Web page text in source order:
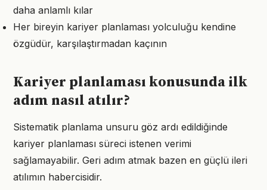
daha anlamlı kılar
Her bireyin kariyer planlaması yolculuğu kendine
özgüdür, karşılaştırmadan kaçının
Kariyer planlaması konusunda ilk
adım nasıl atılır?
Sistematik planlama unsuru göz ardı edildiğinde
kariyer planlaması süreci istenen verimi
sağlamayabilir. Geri adım atmak bazen en güçlü ileri
atılımın habercisidir.